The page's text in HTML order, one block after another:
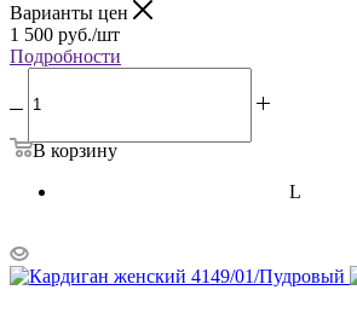
Варианты цен
1 500 руб./шт
Подробности
В корзину
L